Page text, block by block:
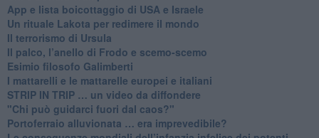
App e lista boicottaggio di USA e Israele
​Un rituale Lakota per redimere il mondo
Il terrorismo di Ursula
​Il palco, l’anello di Frodo e scemo-scemo
Esimio filosofo Galimberti
​I mattarelli e le mattarelle europei e italiani
​STRIP IN TRIP … un video da diffondere
"Chi può guidarci fuori dal caos?"
​Portoferraio alluvionata … era imprevedibile?